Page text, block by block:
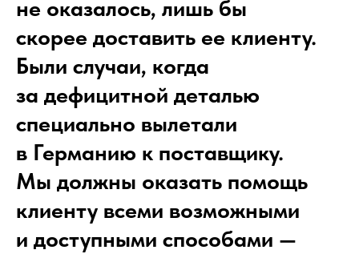
не оказалось, лишь бы
скорее доставить ее клиенту.
Были случаи, когда
за дефицитной деталью
специально вылетали
в Германию к поставщику.
Мы должны оказать помощь
клиенту всеми возможными
и доступными способами —